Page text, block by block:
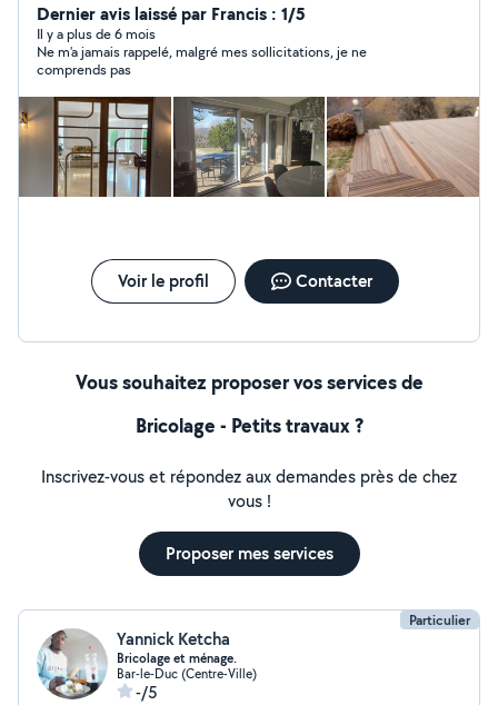
professionnels. Nous vous accompagnons de l'idée à la
réalisation grâce à des plans et conceptions 3D
personnalisés, afin de donner vie à votre projet avant sa
fabrication. Nos prestations comprennent la fabrication
et la pose de cuisines, dressings, meubles sur mesure,
parquets, volets, terrasses, habillages muraux et
d'escaliers, ainsi que tout type d'agencement intérieur.
Nous mettons un point d'honneur à proposer des
réalisations de qualité, adaptées à vos besoins, vos
Dernier avis laissé par Francis : 1/5
Il y a plus de 6 mois
Ne m'a jamais rappelé, malgré mes sollicitations, je ne
comprends pas
Voir le profil Contacter
Vous souhaitez proposer vos services de
Bricolage - Petits travaux ?
Inscrivez-vous et répondez aux demandes près de chez
vous !
Proposer mes services
Particulier
Yannick Ketcha
Bricolage et ménage.
Bar-le-Duc (Centre-Ville)
-/5